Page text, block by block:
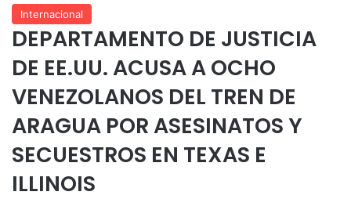
Internacional
DEPARTAMENTO DE JUSTICIA
DE EE.UU. ACUSA A OCHO
VENEZOLANOS DEL TREN DE
ARAGUA POR ASESINATOS Y
SECUESTROS EN TEXAS E
ILLINOIS